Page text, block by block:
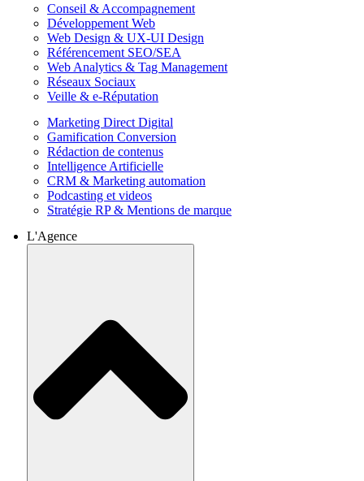
Conseil & Accompagnement
Développement Web
Web Design & UX-UI Design
Référencement SEO/SEA
Web Analytics & Tag Management
Réseaux Sociaux
Veille & e-Réputation
Marketing Direct Digital
Gamification Conversion
Rédaction de contenus
Intelligence Artificielle
CRM & Marketing automation
Podcasting et videos
Stratégie RP & Mentions de marque
L'Agence